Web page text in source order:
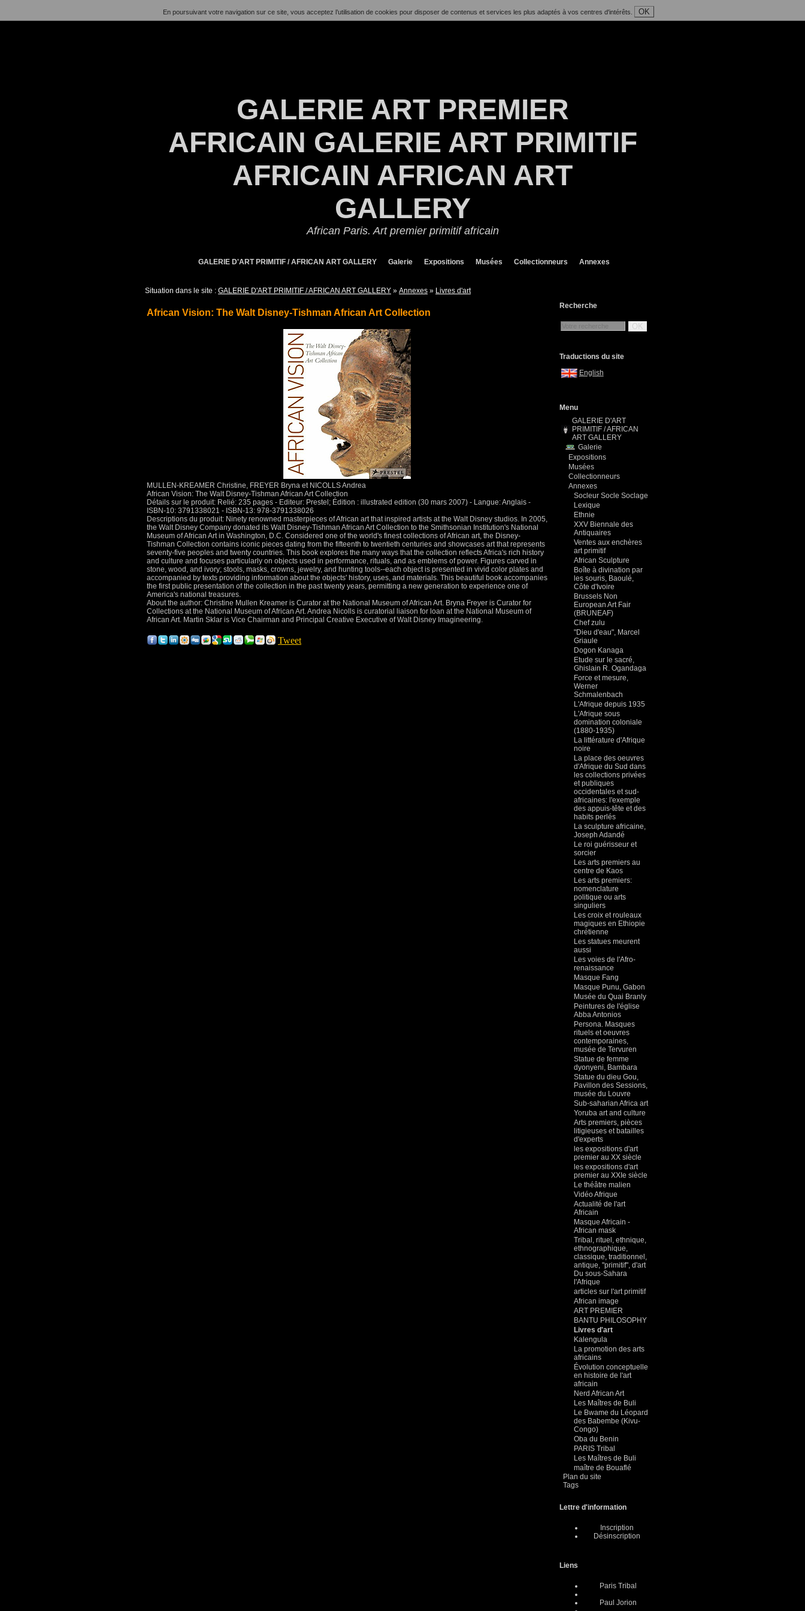
En poursuivant votre navigation sur ce site, vous acceptez l’utilisation de cookies pour disposer de contenus et services les plus adaptés à vos centres d'intérêts. OK
GALERIE ART PREMIER
AFRICAIN GALERIE ART PRIMITIF
AFRICAIN AFRICAN ART
GALLERY
African Paris. Art premier primitif africain
GALERIE D'ART PRIMITIF / AFRICAN ART GALLERY Galerie Expositions Musées Collectionneurs Annexes
Situation dans le site : GALERIE D'ART PRIMITIF / AFRICAN ART GALLERY » Annexes » Livres d'art
African Vision: The Walt Disney-Tishman African Art Collection
MULLEN-KREAMER Christine, FREYER Bryna et NICOLLS Andrea
African Vision: The Walt Disney-Tishman African Art Collection
Détails sur le produit: Relié: 235 pages - Editeur: Prestel; Édition : illustrated edition (30 mars 2007) - Langue: Anglais -
ISBN-10: 3791338021 - ISBN-13: 978-3791338026
Descriptions du produit: Ninety renowned masterpieces of African art that inspired artists at the Walt Disney studios. In 2005,
the Walt Disney Company donated its Walt Disney-Tishman African Art Collection to the Smithsonian Institution's National
Museum of African Art in Washington, D.C. Considered one of the world's finest collections of African art, the Disney-
Tishman Collection contains iconic pieces dating from the fifteenth to twentieth centuries and showcases art that represents
seventy-five peoples and twenty countries. This book explores the many ways that the collection reflects Africa's rich history
and culture and focuses particularly on objects used in performance, rituals, and as emblems of power. Figures carved in
stone, wood, and ivory; stools, masks, crowns, jewelry, and hunting tools--each object is presented in vivid color plates and
accompanied by texts providing information about the objects' history, uses, and materials. This beautiful book accompanies
the first public presentation of the collection in the past twenty years, permitting a new generation to experience one of
America's national treasures.
About the author: Christine Mullen Kreamer is Curator at the National Museum of African Art. Bryna Freyer is Curator for
Collections at the National Museum of African Art. Andrea Nicolls is curatorial liaison for loan at the National Museum of
African Art. Martin Sklar is Vice Chairman and Principal Creative Executive of Walt Disney Imagineering.
Tweet
Recherche
OK
Traductions du site
English
Menu
GALERIE D'ART
PRIMITIF / AFRICAN
ART GALLERY
Galerie
Expositions
Musées
Collectionneurs
Annexes
Socleur Socle Soclage
Lexique
Ethnie
XXV Biennale des
Antiquaires
Ventes aux enchères
art primitif
African Sculpture
Boîte à divination par
les souris, Baoulé,
Côte d'Ivoire
Brussels Non
European Art Fair
(BRUNEAF)
Chef zulu
"Dieu d'eau", Marcel
Griaule
Dogon Kanaga
Etude sur le sacré,
Ghislain R. Ogandaga
Force et mesure,
Werner
Schmalenbach
L'Afrique depuis 1935
L'Afrique sous
domination coloniale
(1880-1935)
La littérature d'Afrique
noire
La place des oeuvres
d'Afrique du Sud dans
les collections privées
et publiques
occidentales et sud-
africaines: l'exemple
des appuis-tête et des
habits perlés
La sculpture africaine,
Joseph Adandé
Le roi guérisseur et
sorcier
Les arts premiers au
centre de Kaos
Les arts premiers:
nomenclature
politique ou arts
singuliers
Les croix et rouleaux
magiques en Ethiopie
chrétienne
Les statues meurent
aussi
Les voies de l'Afro-
renaissance
Masque Fang
Masque Punu, Gabon
Musée du Quai Branly
Peintures de l'église
Abba Antonios
Persona. Masques
rituels et oeuvres
contemporaines,
musée de Tervuren
Statue de femme
dyonyeni, Bambara
Statue du dieu Gou,
Pavillon des Sessions,
musée du Louvre
Sub-saharian Africa art
Yoruba art and culture
Arts premiers, pièces
litigieuses et batailles
d'experts
les expositions d'art
premier au XX siècle
les expositions d'art
premier au XXIe siècle
Le théâtre malien
Vidéo Afrique
Actualité de l'art
Africain
Masque Africain -
African mask
Tribal, rituel, ethnique,
ethnographique,
classique, traditionnel,
antique, "primitif", d'art
Du sous-Sahara
l'Afrique
articles sur l'art primitif
African image
ART PREMIER
BANTU PHILOSOPHY
Livres d'art
Kalengula
La promotion des arts
africains
Évolution conceptuelle
en histoire de l'art
africain
Nerd African Art
Les Maîtres de Buli
Le Bwame du Léopard
des Babembe (Kivu-
Congo)
Oba du Benin
PARIS Tribal
Les Maîtres de Buli
maître de Bouaflé
Plan du site
Tags
Lettre d'information
Inscription
Désinscription
Liens
Paris Tribal
Paul Jorion